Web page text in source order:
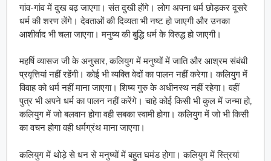
गांव-गांव में दुख बढ़ जाएगा। संत दुखी होंगे। लोग अपना धर्म छोड़कर दूसरे
धर्म की शरण लेंगे। देवताओं की दिव्यता भी नष्ट हो जाएगी और उनका
आशीर्वाद भी चला जाएगा। मनुष्य की बुद्धि धर्म के विरुद्ध हो जाएगी।
महर्षि व्यासज जी के अनुसार, कलियुग में मनुष्यों में जाति और आश्रम संबंधी
प्रवृत्तियां नहीं रहेंगी। कोई भी व्यक्ति वेदों का पालन नहीं करेगा। कलियुग में
विवाह को धर्म नहीं माना जाएगा। शिष्य गुरु के अधीनस्थ नहीं रहेगा। वहीं
पुत्र भी अपने धर्म का पालन नहीं करेंगे। चाहे कोई किसी भी कुल में जन्मा हो,
कलियुग में जो बलवान होगा वही सबका स्वामी होगा। कलियुग में जो भी किसी
का वचन होगा वही धर्मग्रंथ माना जाएगा।
कलियुग में थोड़े से धन से मनुष्यों में बहुत घमंड होगा। कलियुग में स्त्रियां